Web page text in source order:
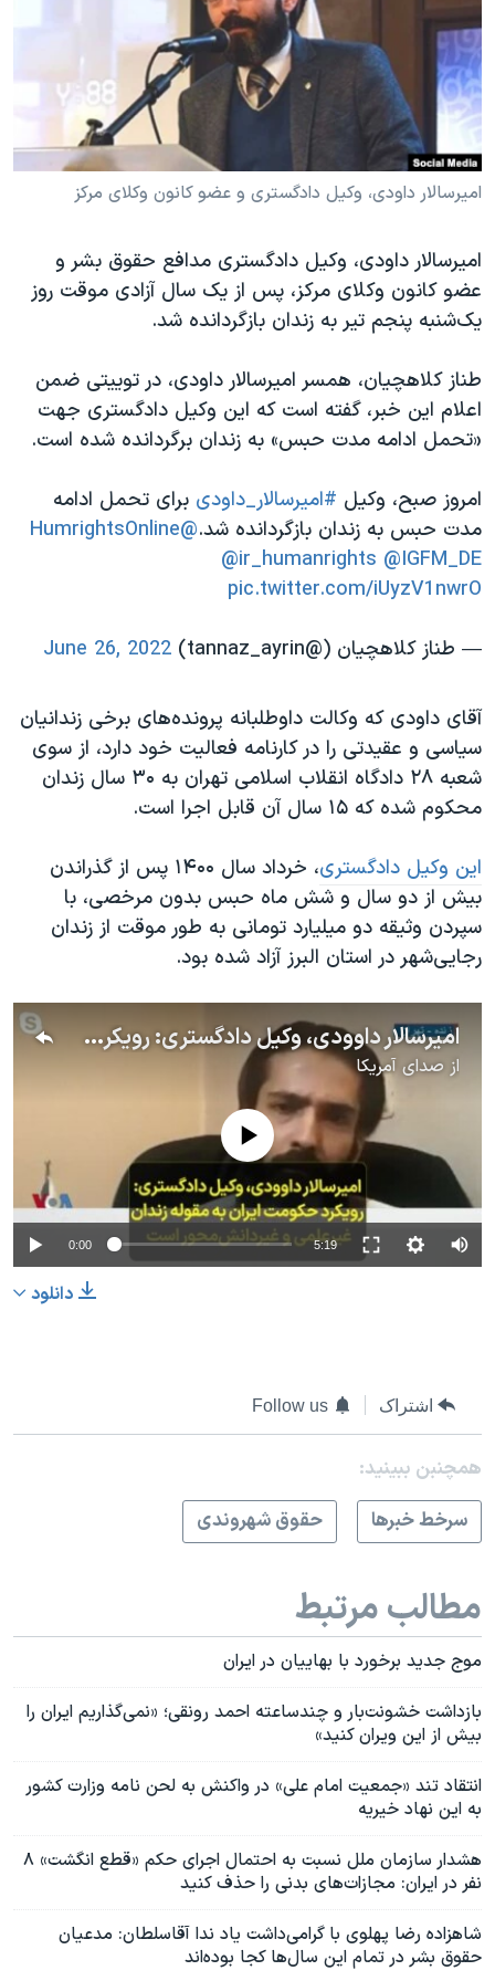
فرهنگ و زندگی
حقوق شهروندی
اقتصادی
علم و فناوری
آرشیو پخش زنده
مستندها
انتخابات ریاست جمهوری آمریکا ۲۰۲۴
حمله جمهوری اسلامی به اسرائیل
رمز مهسا
مجموعه مستندهای دادخواهی
تریبونال مردمی آبان ۹۸
دادگاه حمید نوری
چهل سال گروگان‌گیری
قانون شفافیت دارائی کادر رهبری ایران
اسرائیل در جنگ
نرگس محمدی برنده جایزه نوبل صلح
همایش محافظه‌کاران آمریکا «سی‌پک»
سفر پرزیدنت ترامپ به چین
دنبال کنید
زبانهای مختلف
امیرسالار داودی، وکیل دادگستری و عضو کانون وکلای مرکز
امیرسالار داودی، وکیل دادگستری مدافع حقوق بشر و
عضو کانون وکلای مرکز، پس از یک سال آزادی موقت روز
یک‌شنبه پنجم تیر به زندان بازگردانده شد.
طناز کلاهچیان، همسر امیرسالار داودی، در توییتی ضمن
اعلام این خبر، گفته است که این وکیل دادگستری جهت
«تحمل ادامه مدت حبس» به زندان برگردانده شده است.
امروز صبح، وکیل #امیرسالار_داودی برای تحمل ادامه
مدت حبس به زندان بازگردانده شد.@HumrightsOnline
@ir_humanrights @IGFM_DE
pic.twitter.com/iUyzV1nwrO
— طناز کلاهچیان (@tannaz_ayrin)
June 26, 2022
آقای داودی که وکالت داوطلبانه پرونده‌های برخی زندانیان
سیاسی و عقیدتی را در کارنامه فعالیت خود دارد، از سوی
شعبه ۲۸ دادگاه انقلاب اسلامی تهران به ۳۰ سال زندان
محکوم شده که ۱۵ سال آن قابل اجرا است.
این وکیل دادگستری
، خرداد سال ۱۴۰۰ پس از گذراندن
بیش از دو سال و شش ماه حبس بدون مرخصی، با
سپردن وثیقه دو میلیارد تومانی به طور موقت از زندان
رجایی‌شهر در استان البرز آزاد شده بود.
امیرسالار داوودی، وکیل دادگستری: رویکرد حکومت ایران به مقوله زندان غیرعلمی و غیردانش‌محور است
از صدای آمریکا
No media source currently available
0:00 5:19
دانلود
اشتراک Follow us
همچنبن ببینید:
سرخط خبرها
حقوق شهروندی
مطالب مرتبط
موج جدید برخورد با بهاییان در ایران
بازداشت خشونت‌بار و چندساعته احمد رونقی؛ «نمی‌گذاریم ایران را
بیش از این ویران کنید»
انتقاد تند «جمعیت امام علی» در واکنش به لحن نامه وزارت کشور
به این نهاد خیریه
هشدار سازمان ملل نسبت به احتمال اجرای حکم «قطع انگشت» ۸
نفر در ایران: مجازات‌های بدنی را حذف کنید
شاهزاده رضا پهلوی با گرامی‌داشت یاد ندا آقاسلطان: مدعیان
حقوق بشر در تمام این سال‌ها کجا بوده‌اند